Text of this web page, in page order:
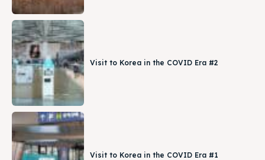
Visit to Korea in the COVID Era #2
Visit to Korea in the COVID Era #1